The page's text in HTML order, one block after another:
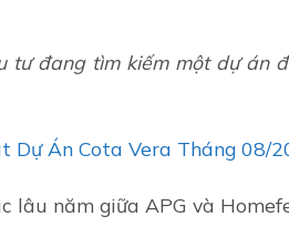
tư đang tìm kiếm một dự án
Dự Án Cota Vera Tháng 08/